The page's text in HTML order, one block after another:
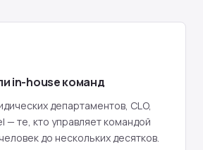
in-house команд
департаментов, CLO,
— те, кто управляет командой
до нескольких десятков.